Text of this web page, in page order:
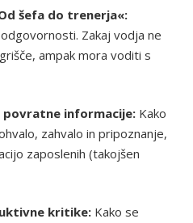
šefa do trenerja«:
Zakaj vodja ne
ampak mora voditi s
povratne informacije: Kako
zahvalo in pripoznanje,
zaposlenih (takojšen
kritike: Kako se